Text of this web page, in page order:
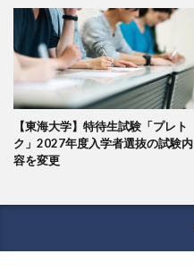
【東海大学】特待生試験「プレト
ク」2027年度入学者選抜の試験内
容を変更